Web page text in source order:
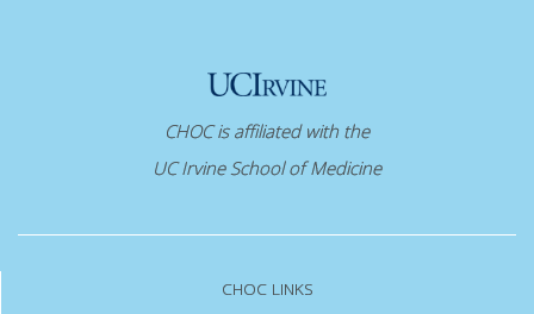
CHOC is affiliated with the
UC Irvine School of Medicine
CHOC LINKS